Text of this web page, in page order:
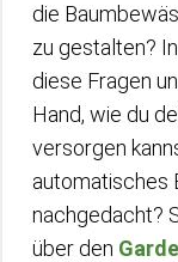
die
zu gestalten?
diese Fragen
Hand, wie du
versorgen
automatisches
nachgedacht?
über den